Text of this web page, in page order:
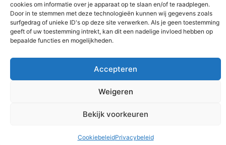
cookies om informatie over je apparaat op te slaan en/of te raadplegen.
Door in te stemmen met deze technologieën kunnen wij gegevens zoals
surfgedrag of unieke ID's op deze site verwerken. Als je geen toestemming
geeft of uw toestemming intrekt, kan dit een nadelige invloed hebben op
bepaalde functies en mogelijkheden.
Accepteren
Weigeren
Bekijk voorkeuren
CookiebeleidPrivacybeleid
© 2025 Act Professionals –